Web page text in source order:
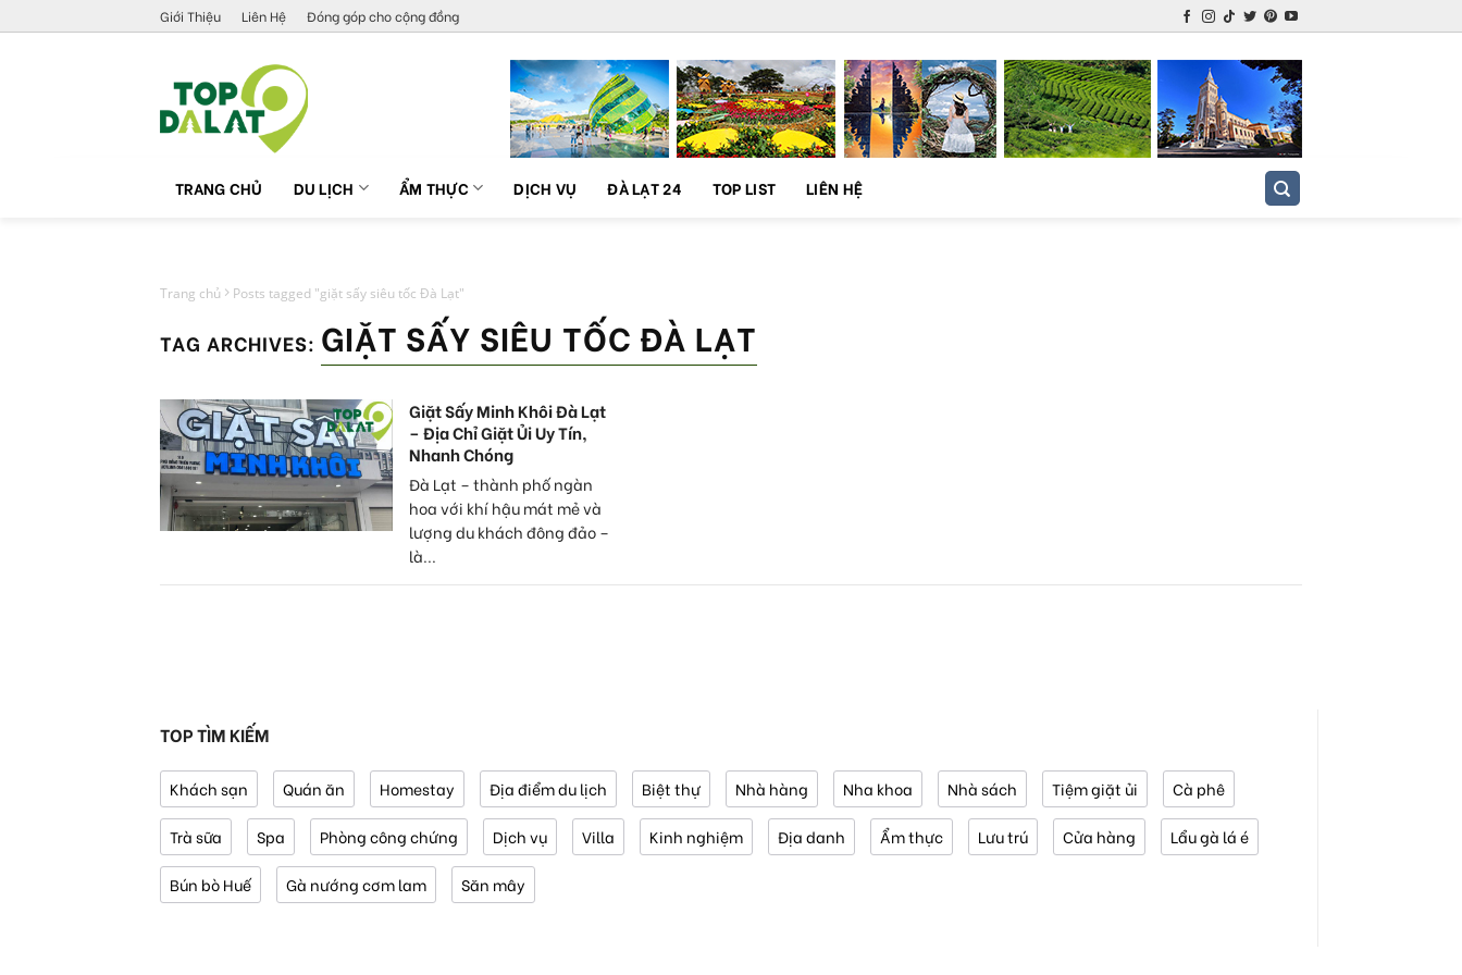
to
Giới Thiệu Liên Hệ Đóng góp cho cộng đồng
TRANG CHỦ DU LỊCH ẨM THỰC DỊCH VỤ ĐÀ LẠT 24 TOP LIST LIÊN HỆ
Trang chủ Posts tagged "giặt sấy siêu tốc Đà Lạt"
TAG ARCHIVES: GIẶT SẤY SIÊU TỐC ĐÀ LẠT
Giặt Sấy Minh Khôi Đà Lạt
– Địa Chỉ Giặt Ủi Uy Tín,
Nhanh Chóng
Đà Lạt – thành phố ngàn
hoa với khí hậu mát mẻ và
lượng du khách đông đảo –
là...
TOP TÌM KIẾM
Khách sạn Quán ăn Homestay Địa điểm du lịch Biệt thự Nhà hàng Nha khoa Nhà sách Tiệm giặt ủi Cà phê
Trà sữa Spa Phòng công chứng Dịch vụ Villa Kinh nghiệm Địa danh Ẩm thực Lưu trú Cửa hàng Lẩu gà lá é
Bún bò Huế Gà nướng cơm lam Săn mây